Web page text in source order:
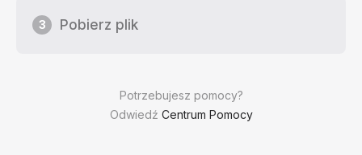
Potrzebujesz pomocy?
Odwiedź Centrum Pomocy
3 Pobierz plik